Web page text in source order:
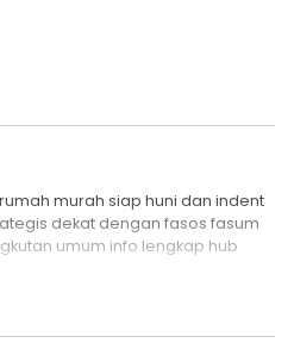
rumah murah siap huni dan indent
dekat dengan fasos fasum
umum info lengkap hub